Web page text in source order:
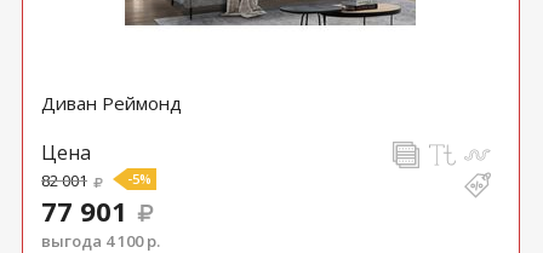
Диван Реймонд
Цена
82 001 -5%
77 901
выгода 4 100 р.